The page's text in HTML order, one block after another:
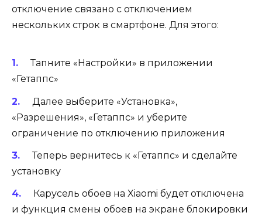
отключение связано с отключением
нескольких строк в смартфоне. Для этого:
Тапните «Настройки» в приложении
«Гетаппс»
Далее выберите «Установка»,
«Разрешения», «Гетаппс» и уберите
ограничение по отключению приложения
Теперь вернитесь к «Гетаппс» и сделайте
установку
Карусель обоев на Xiaomi будет отключена
и функция смены обоев на экране блокировки